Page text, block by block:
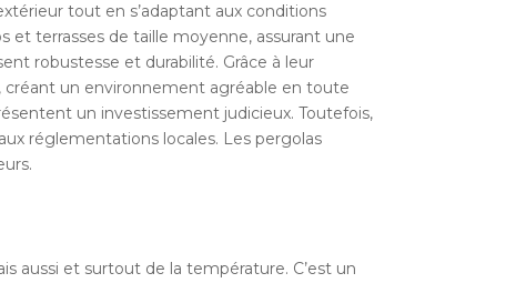
tout en s’adaptant aux conditions
et terrasses de taille moyenne, assurant une
robustesse et durabilité. Grâce à leur
créant un environnement agréable en toute
un investissement judicieux. Toutefois,
réglementations locales. Les pergolas
aussi et surtout de la température. C’est un